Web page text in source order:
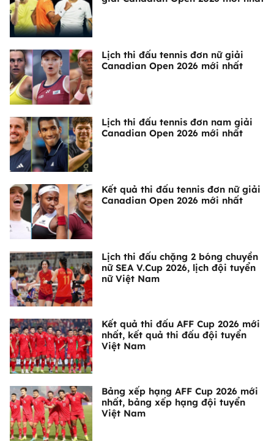
Lịch thi đấu tennis đơn nữ giải
Canadian Open 2026 mới nhất
Lịch thi đấu tennis đơn nam giải
Canadian Open 2026 mới nhất
Kết quả thi đấu tennis đơn nữ giải
Canadian Open 2026 mới nhất
Lịch thi đấu chặng 2 bóng chuyền
nữ SEA V.Cup 2026, lịch đội tuyển
nữ Việt Nam
Kết quả thi đấu AFF Cup 2026 mới
nhất, kết quả thi đấu đội tuyển
Việt Nam
Bảng xếp hạng AFF Cup 2026 mới
nhất, bảng xếp hạng đội tuyển
Việt Nam